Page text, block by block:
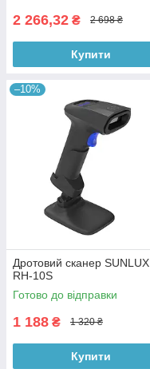
2 266,32 ₴ 2 698 ₴
Купити
–10%
Дротовий сканер SUNLUX
RH-10S
Готово до відправки
1 188 ₴ 1 320 ₴
Купити